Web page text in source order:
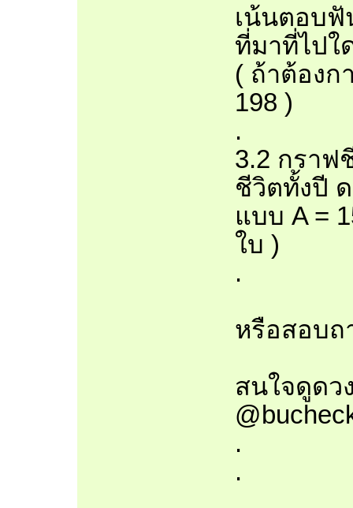
เน้นตอบฟั
ที่มาที่ไปใ
( ถ้าต้องก
198 )
.
3.2 กราฟ
ชีวิตทั้งปี
แบบ A =
ใบ )
.
หรือสอบถ
สนใจดูดว
.
.